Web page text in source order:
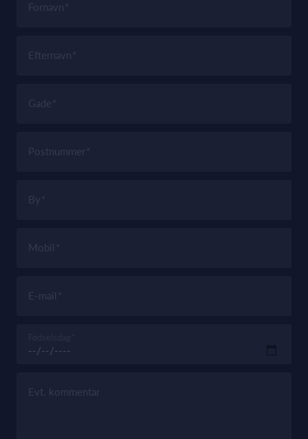
Fornavn
Efternavn
Gade
Postnummer
By
Mobil
E-mail
Evt. kommentar